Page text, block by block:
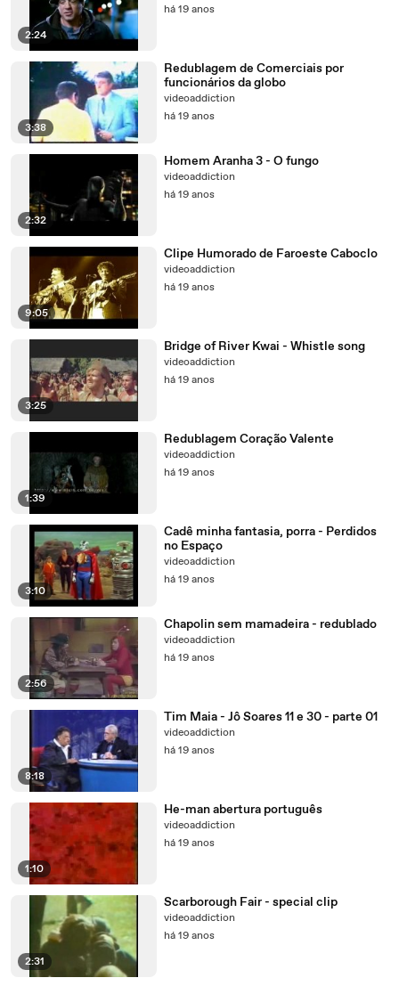
2:24
há 19 anos
3:38
Redublagem de Comerciais por
funcionários da globo
videoaddiction
há 19 anos
2:32
Homem Aranha 3 - O fungo
videoaddiction
há 19 anos
9:05
Clipe Humorado de Faroeste Caboclo
videoaddiction
há 19 anos
3:25
Bridge of River Kwai - Whistle song
videoaddiction
há 19 anos
1:39
Redublagem Coração Valente
videoaddiction
há 19 anos
3:10
Cadê minha fantasia, porra - Perdidos
no Espaço
videoaddiction
há 19 anos
2:56
Chapolin sem mamadeira - redublado
videoaddiction
há 19 anos
8:18
Tim Maia - Jô Soares 11 e 30 - parte 01
videoaddiction
há 19 anos
1:10
He-man abertura português
videoaddiction
há 19 anos
2:31
Scarborough Fair - special clip
videoaddiction
há 19 anos